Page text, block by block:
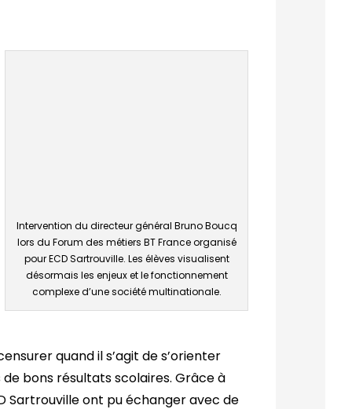
Intervention du directeur général Bruno Boucq
lors du Forum des métiers BT France organisé
pour ECD Sartrouville. Les élèves visualisent
désormais les enjeux et le fonctionnement
complexe d’une société multinationale.
quand il s’agit de s’orienter
bons résultats scolaires. Grâce à
Sartrouville ont pu échanger avec de